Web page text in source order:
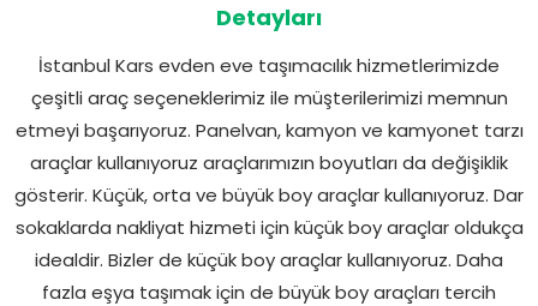
Detayları
İstanbul Kars evden eve taşımacılık hizmetlerimizde
çeşitli araç seçeneklerimiz ile müşterilerimizi memnun
etmeyi başarıyoruz. Panelvan, kamyon ve kamyonet tarzı
araçlar kullanıyoruz araçlarımızın boyutları da değişiklik
gösterir. Küçük, orta ve büyük boy araçlar kullanıyoruz. Dar
sokaklarda nakliyat hizmeti için küçük boy araçlar oldukça
idealdir. Bizler de küçük boy araçlar kullanıyoruz. Daha
fazla eşya taşımak için de büyük boy araçları tercih